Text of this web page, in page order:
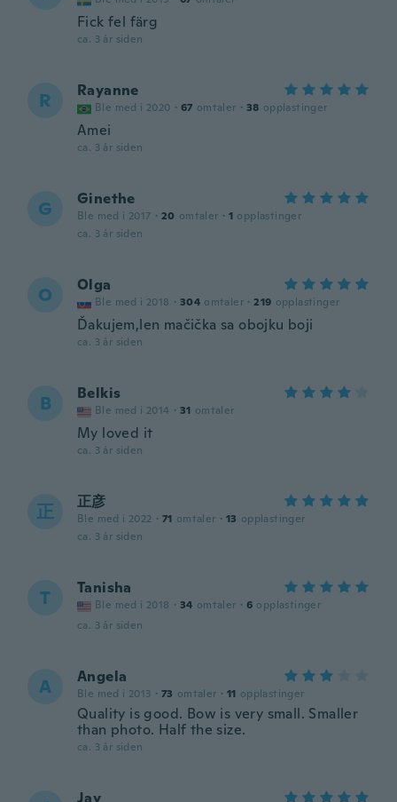
Fick fel färg
ca. 3 år siden
R Rayanne
Ble med i 2020 · 67 omtaler · 38 opplastinger
Amei
ca. 3 år siden
G Ginethe
Ble med i 2017 · 20 omtaler · 1 opplastinger
ca. 3 år siden
O Olga
Ble med i 2018 · 304 omtaler · 219 opplastinger
Ďakujem,len mačička sa obojku boji
ca. 3 år siden
B Belkis
Ble med i 2014 · 31 omtaler
My loved it
ca. 3 år siden
正 正彦
Ble med i 2022 · 71 omtaler · 13 opplastinger
ca. 3 år siden
T Tanisha
Ble med i 2018 · 34 omtaler · 6 opplastinger
ca. 3 år siden
A Angela
Ble med i 2013 · 73 omtaler · 11 opplastinger
Quality is good. Bow is very small. Smaller
than photo. Half the size.
ca. 3 år siden
Jay